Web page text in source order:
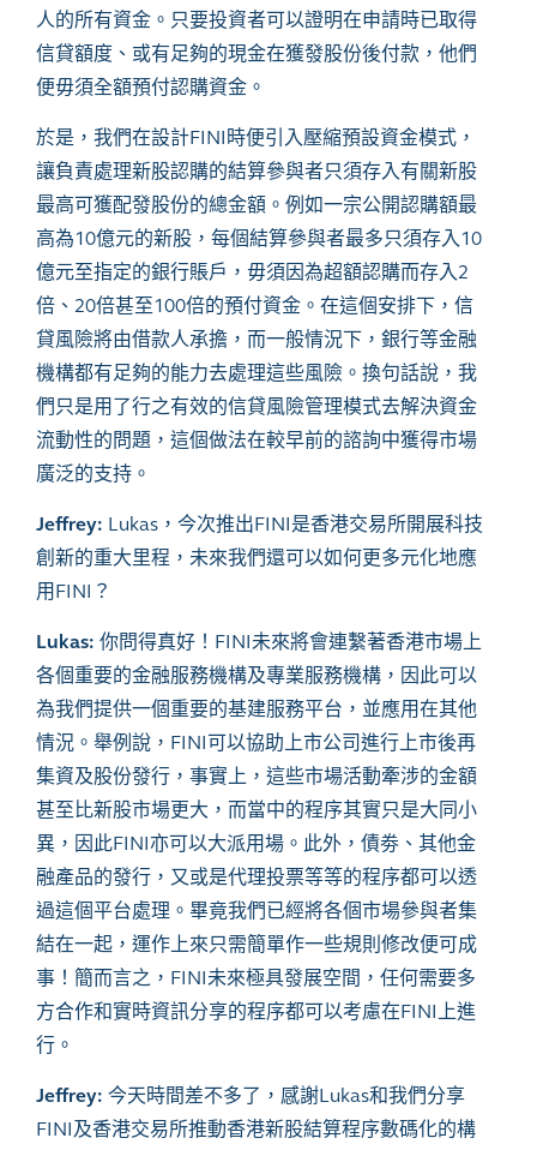
人的所有資金。只要投資者可以證明在申請時已取得
信貸額度、或有足夠的現金在獲發股份後付款，他們
便毋須全額預付認購資金。
於是，我們在設計FINI時便引入壓縮預設資金模式，
讓負責處理新股認購的結算參與者只須存入有關新股
最高可獲配發股份的總金額。例如一宗公開認購額最
高為10億元的新股，每個結算參與者最多只須存入10
億元至指定的銀行賬戶，毋須因為超額認購而存入2
倍、20倍甚至100倍的預付資金。在這個安排下，信
貸風險將由借款人承擔，而一般情況下，銀行等金融
機構都有足夠的能力去處理這些風險。換句話說，我
們只是用了行之有效的信貸風險管理模式去解決資金
流動性的問題，這個做法在較早前的諮詢中獲得市場
廣泛的支持。
Jeffrey: Lukas ，今次推出FINI是香港交易所開展科技
創新的重大里程，未來我們還可以如何更多元化地應
用FINI？
Lukas: 你問得真好！FINI未來將會連繫著香港市場上
各個重要的金融服務機構及專業服務機構，因此可以
為我們提供一個重要的基建服務平台，並應用在其他
情況。舉例說，FINI可以協助上市公司進行上市後再
集資及股份發行，事實上，這些市場活動牽涉的金額
甚至比新股市場更大，而當中的程序其實只是大同小
異，因此FINI亦可以大派用場。此外，債劵、其他金
融產品的發行，又或是代理投票等等的程序都可以透
過這個平台處理。畢竟我們已經將各個市場參與者集
結在一起，運作上來只需簡單作一些規則修改便可成
事！簡而言之，FINI未來極具發展空間，任何需要多
方合作和實時資訊分享的程序都可以考慮在FINI上進
行。
Jeffrey: 今天時間差不多了，感謝Lukas和我們分享
FINI及香港交易所推動香港新股結算程序數碼化的構